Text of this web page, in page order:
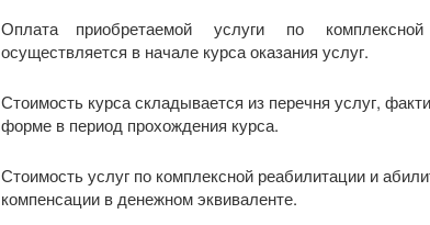
Оплата приобретаемой услуги по комплексной
осуществляется в начале курса оказания услуг.
Стоимость курса складывается из перечня услуг,
форме в период прохождения курса.
Стоимость услуг по комплексной реабилитации и
компенсации в денежном эквиваленте.